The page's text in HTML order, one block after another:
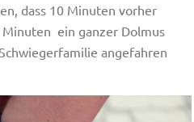
dass 10 Minuten vorher
ein ganzer Dolmus
angefahren